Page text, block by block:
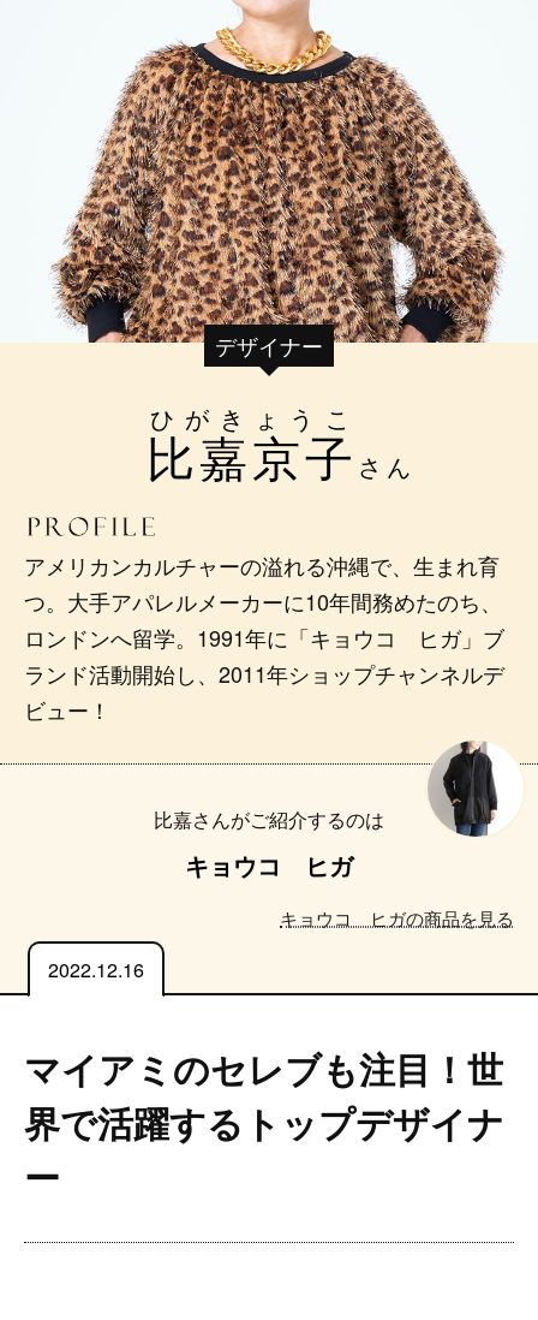
デザイナー
比嘉京子
ひがきょうこ
アメリカンカルチャーの溢れる沖縄で、生まれ育
つ。大手アパレルメーカーに10年間務めたのち、
ロンドンへ留学。1991年に「キョウコ ヒガ」ブ
ランド活動開始し、2011年ショップチャンネルデ
ビュー！
比嘉さんがご紹介するのは
キョウコ ヒガ
キョウコ ヒガの商品を見る
2022.12.16
マイアミのセレブも注目！ 世
界で活躍するトップデザイナ
ー